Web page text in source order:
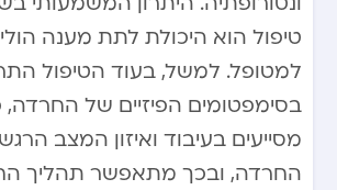
טיפול הוא היכולת לתת מענה
למטופל. למשל, בעוד הטיפול
בסימפטומים הפיזיים של
מסייעים בעיבוד ואיזון המצב
החרדה, ובכך מתאפשר תהליך